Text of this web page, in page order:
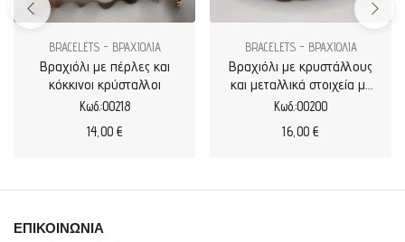
BRACELETS - ΒΡΑΧΙΟΛΙΑ
Βραχιόλι με πέρλες και
κόκκινοι κρύσταλλοι
Κωδ.:00218
14,00 €
BRACELETS - ΒΡΑΧΙΟΛΙΑ
Βραχιόλι με κρυστάλλους
και μεταλλικά στοιχεία με
σμάλτο τριπλό
Κωδ.:00200
16,00 €
ΕΠΙΚΟΙΝΩΝΙΑ